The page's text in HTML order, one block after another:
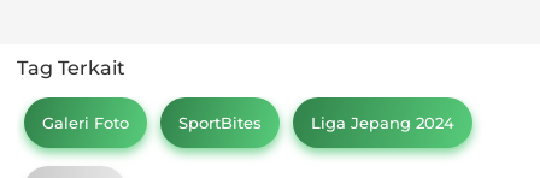
Tag Terkait
Galeri Foto SportBites Liga Jepang 2024